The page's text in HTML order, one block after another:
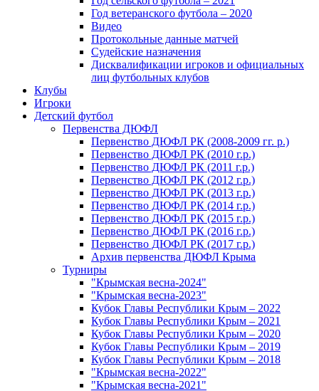
Год ветеранского футбола – 2020
Видео
Протокольные данные матчей
Судейские назначения
Дисквалификации игроков и официальных
лиц футбольных клубов
Клубы
Игроки
Детский футбол
Первенства ДЮФЛ
Первенство ДЮФЛ РК (2008-2009 гг. р.)
Первенство ДЮФЛ РК (2010 г.р.)
Первенство ДЮФЛ РК (2011 г.р.)
Первенство ДЮФЛ РК (2012 г.р.)
Первенство ДЮФЛ РК (2013 г.р.)
Первенство ДЮФЛ РК (2014 г.р.)
Первенство ДЮФЛ РК (2015 г.р.)
Первенство ДЮФЛ РК (2016 г.р.)
Первенство ДЮФЛ РК (2017 г.р.)
Архив первенства ДЮФЛ Крыма
Турниры
"Крымская весна-2024"
"Крымская весна-2023"
Кубок Главы Республики Крым – 2022
Кубок Главы Республики Крым – 2021
Кубок Главы Республики Крым – 2020
Кубок Главы Республики Крым – 2019
Кубок Главы Республики Крым – 2018
"Крымская весна-2022"
"Крымская весна-2021"